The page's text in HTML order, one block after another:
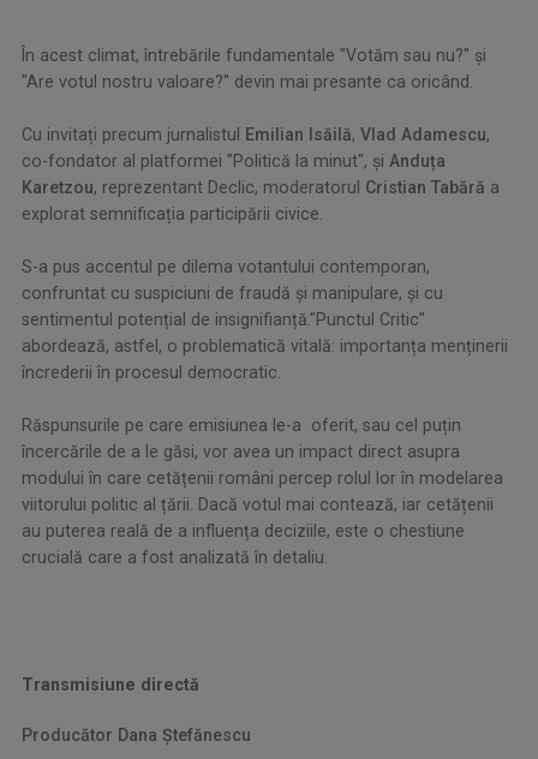
În acest climat, întrebările fundamentale "Votăm sau nu?" și
"Are votul nostru valoare?" devin mai presante ca oricând.
Cu invitați precum jurnalistul Emilian Isăilă, Vlad Adamescu,
co-fondator al platformei "Politică la minut", și Anduța
Karetzou, reprezentant Declic, moderatorul Cristian Tabără a
explorat semnificația participării civice.
S-a pus accentul pe dilema votantului contemporan,
confruntat cu suspiciuni de fraudă și manipulare, și cu
sentimentul potențial de insignifianță. "Punctul Critic"
abordează, astfel, o problematică vitală: importanța menținerii
încrederii în procesul democratic.
Răspunsurile pe care emisiunea le-a oferit, sau cel puțin
încercările de a le găsi, vor avea un impact direct asupra
modului în care cetățenii români percep rolul lor în modelarea
viitorului politic al țării. Dacă votul mai contează, iar cetățenii
au puterea reală de a influența deciziile, este o chestiune
crucială care a fost analizată în detaliu.
Transmisiune directă
Producător Dana Ştefănescu